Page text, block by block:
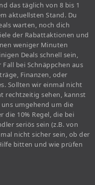
das täglich von 8 bis 1
aktuellsten Stand. Du
warten, noch dich
der Rabattaktionen und
weniger Minuten
Deals schnell sein,
bei Schnäppchen aus
Finanzen, oder
Sollten wir einmal nicht
rechtzeitig sehen, kannst
umgehend um die
die 10% Regel, die bei
seriös sein (z.B. von
nicht sicher sein, ob der
bitten und wie prüfen